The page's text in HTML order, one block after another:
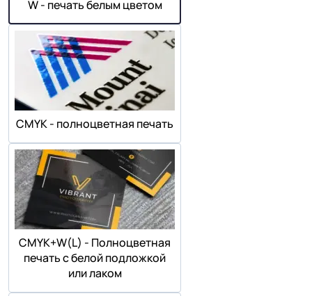
W - печать белым цветом
СMYK - полноцветная печать
СMYK+W(L) - Полноцветная
печать с белой подложкой
или лаком